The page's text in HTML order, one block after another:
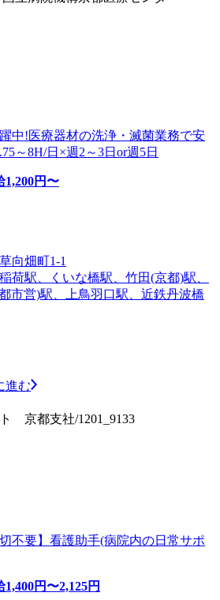
中!医療器材の洗浄・滅菌業務で安
～8H/日×週2～3日or週5日
1,200円〜
向畑町1-1
荷駅、くいな橋駅、竹田(京都)駅、
市営)駅、上鳥羽口駅、近鉄丹波橋
進む
京都支社/1201_9133
不要】看護助手(病院内の日常サポ
1,400円〜2,125円